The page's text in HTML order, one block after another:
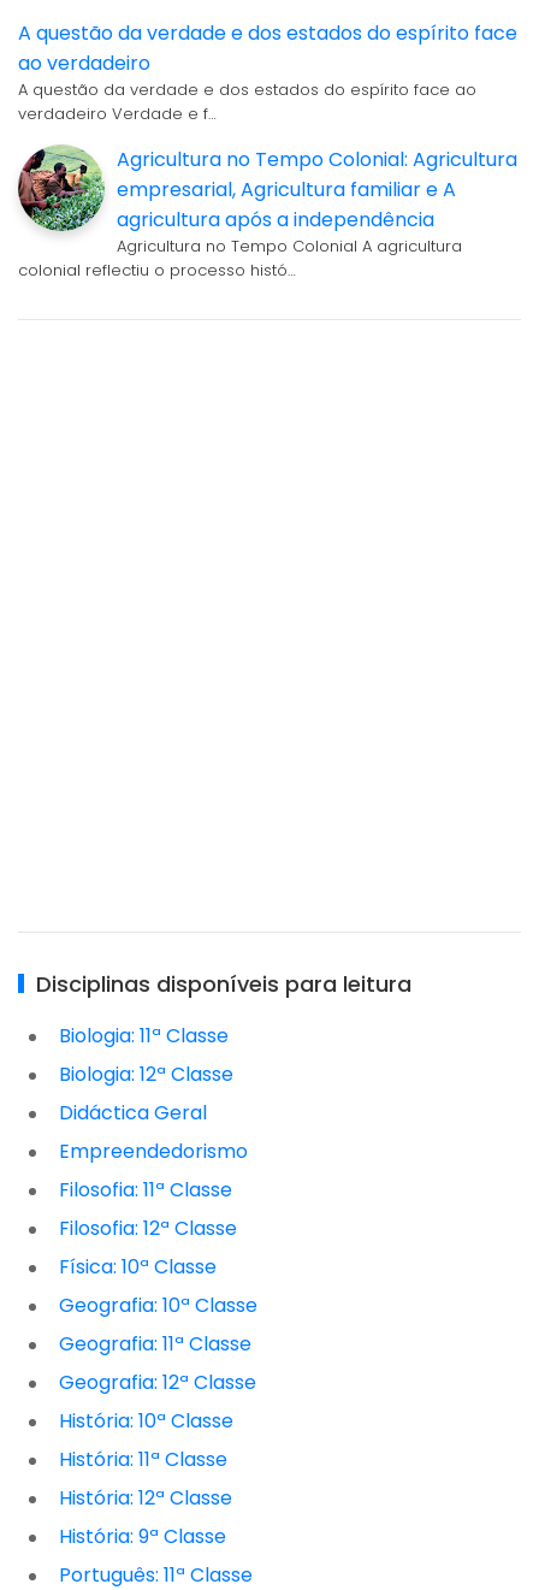
A questão da verdade e dos estados do espírito face
ao verdadeiro
A questão da verdade e dos estados do espírito face ao
verdadeiro Verdade e f…
Agricultura no Tempo Colonial: Agricultura
empresarial, Agricultura familiar e A
agricultura após a independência
Agricultura no Tempo Colonial A agricultura
colonial reflectiu o processo histó…
Disciplinas disponíveis para leitura
Biologia: 11ª Classe
Biologia: 12ª Classe
Didáctica Geral
Empreendedorismo
Filosofia: 11ª Classe
Filosofia: 12ª Classe
Física: 10ª Classe
Geografia: 10ª Classe
Geografia: 11ª Classe
Geografia: 12ª Classe
História: 10ª Classe
História: 11ª Classe
História: 12ª Classe
História: 9ª Classe
Português: 11ª Classe